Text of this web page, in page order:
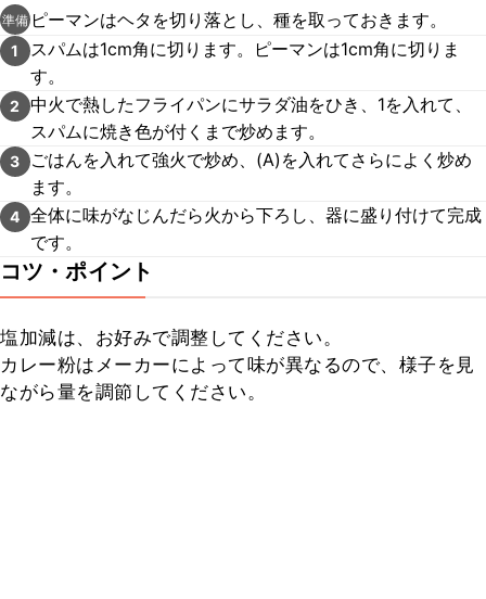
準備 ピーマンはヘタを切り落とし、種を取っておきます。
1
スパムは1cm角に切ります。ピーマンは1cm角に切りま
す。
2
中火で熱したフライパンにサラダ油をひき、1を入れて、
スパムに焼き色が付くまで炒めます。
3
ごはんを入れて強火で炒め、(A)を入れてさらによく炒め
ます。
4 全体に味がなじんだら火から下ろし、器に盛り付けて完成
です。
コツ・ポイント
塩加減は、お好みで調整してください。
カレー粉はメーカーによって味が異なるので、様子を見
ながら量を調節してください。